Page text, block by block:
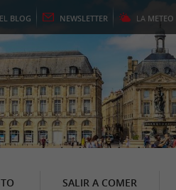
EL BLOG NEWSLETTER LA METEO
SALIR A COMER